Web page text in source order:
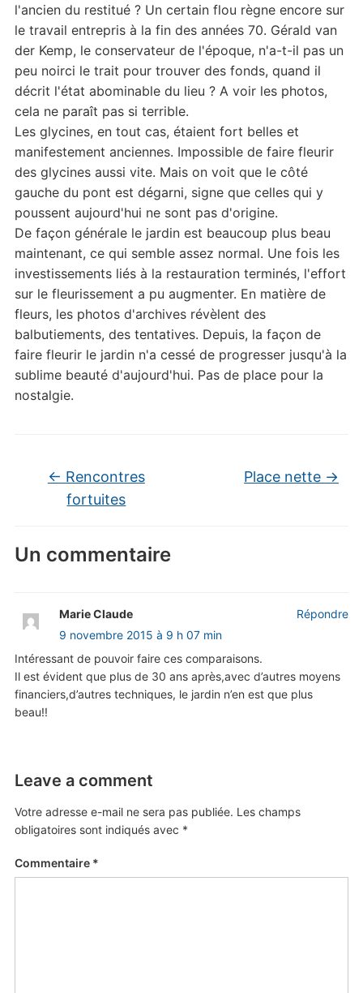
l'ancien du restitué ? Un certain flou règne encore sur
le travail entrepris à la fin des années 70. Gérald van
der Kemp, le conservateur de l'époque, n'a-t-il pas un
peu noirci le trait pour trouver des fonds, quand il
décrit l'état abominable du lieu ? A voir les photos,
cela ne paraît pas si terrible.
Les glycines, en tout cas, étaient fort belles et
manifestement anciennes. Impossible de faire fleurir
des glycines aussi vite. Mais on voit que le côté
gauche du pont est dégarni, signe que celles qui y
poussent aujourd'hui ne sont pas d'origine.
De façon générale le jardin est beaucoup plus beau
maintenant, ce qui semble assez normal. Une fois les
investissements liés à la restauration terminés, l'effort
sur le fleurissement a pu augmenter. En matière de
fleurs, les photos d'archives révèlent des
balbutiements, des tentatives. Depuis, la façon de
faire fleurir le jardin n'a cessé de progresser jusqu'à la
sublime beauté d'aujourd'hui. Pas de place pour la
nostalgie.
← Rencontres
fortuites
Place nette →
Un commentaire
Marie Claude
9 novembre 2015 à 9 h 07 min
Intéressant de pouvoir faire ces comparaisons.
Il est évident que plus de 30 ans après,avec d’autres moyens
financiers,d’autres techniques, le jardin n’en est que plus
beau!!
Répondre
Leave a comment
Votre adresse e-mail ne sera pas publiée. Les champs
obligatoires sont indiqués avec *
Commentaire *